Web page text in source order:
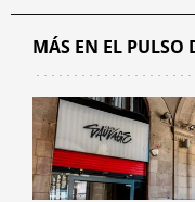
MÁS EN EL PULSO